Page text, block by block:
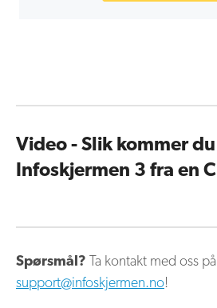
Video - Slik kommer
Infoskjermen 3 fra en
Spørsmål? Ta kontakt med oss på
support@infoskjermen.no!